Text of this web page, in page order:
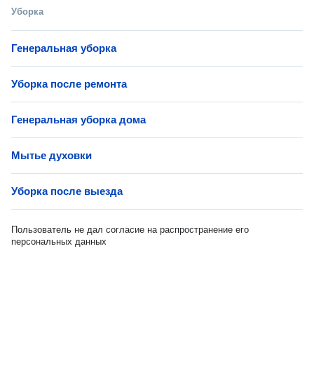
Уборка
Генеральная уборка
Уборка после ремонта
Генеральная уборка дома
Мытье духовки
Уборка после выезда
Пользователь не дал согласие на распространение его
персональных данных